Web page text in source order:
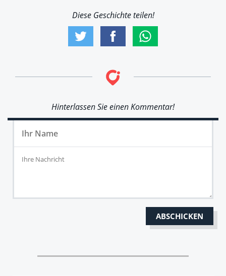
Diese Geschichte teilen!
Hinterlassen Sie einen Kommentar!